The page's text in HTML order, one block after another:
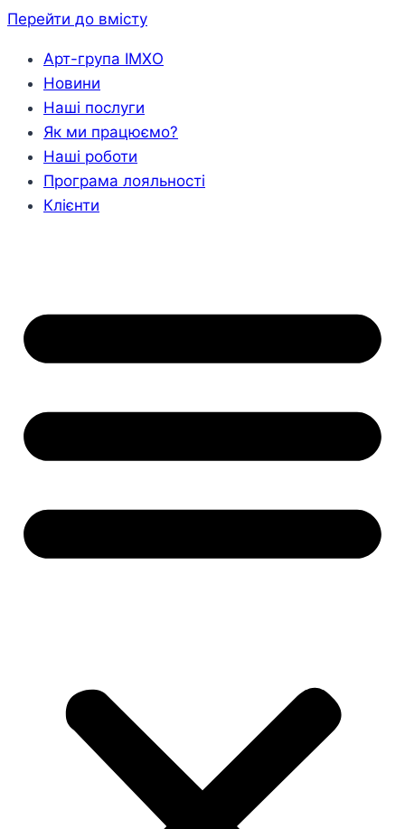
Перейти до вмісту
Арт-група ІМХО
Новини
Наші послуги
Як ми працюємо?
Наші роботи
Програма лояльності
Клієнти